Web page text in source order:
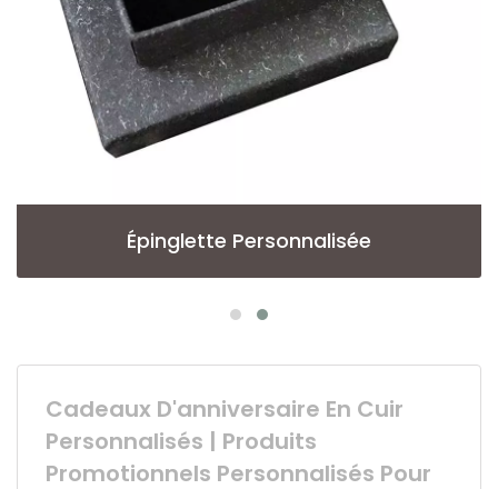
Épinglette Personnalisée
Cadeaux D'anniversaire En Cuir
Personnalisés | Produits
Promotionnels Personnalisés Pour